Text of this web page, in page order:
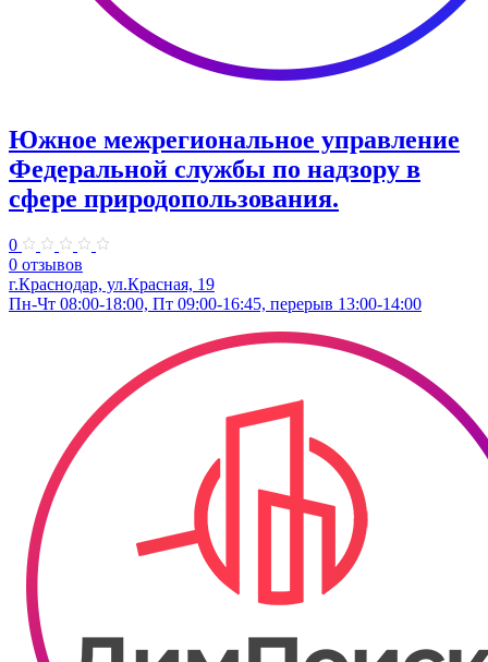
Южное межрегиональное управление
Федеральной службы по надзору в
сфере природопользования.
0
0 отзывов
г.Краснодар, ул.Красная, 19
Пн-Чт 08:00-18:00, Пт 09:00-16:45, перерыв 13:00-14:00